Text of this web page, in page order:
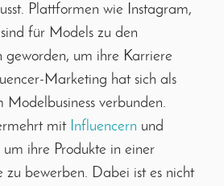
Plattformen wie Instagram,
sind für Models zu den
geworden, um ihre Karriere
Marketing hat sich als
verbunden.
mit Influencern und
ihre Produkte in einer
zu bewerben. Dabei ist es nicht